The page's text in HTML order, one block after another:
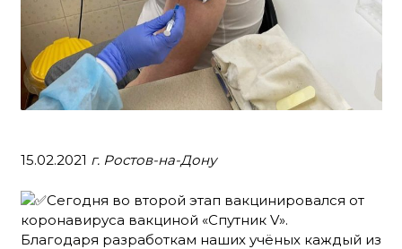
15.02.2021 г. Ростов-на-Дону
Сегодня во второй этап вакцинировался от
коронавируса вакциной «Спутник V».
Благодаря разработкам наших учёных каждый из